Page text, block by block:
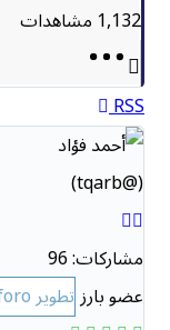
1,132مشاهدات
RSS
(@tqarb)
مشاركات: 96
عضو بارزتطوير wpforo